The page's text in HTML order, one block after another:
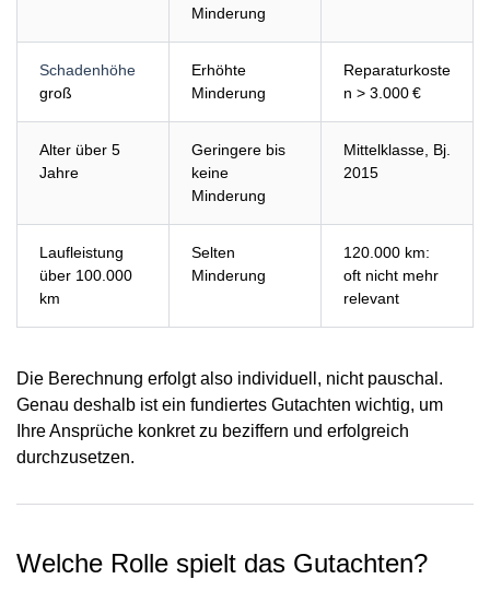
Minderung
Schadenhöhe
groß
Erhöhte
Minderung
Reparaturkoste
n > 3.000 €
Alter über 5
Jahre
Geringere bis
keine
Minderung
Mittelklasse, Bj.
2015
Laufleistung
über 100.000
km
Selten
Minderung
120.000 km:
oft nicht mehr
relevant
Die Berechnung erfolgt also individuell , nicht pauschal.
Genau deshalb ist ein fundiertes Gutachten wichtig, um
Ihre Ansprüche konkret zu beziffern und erfolgreich
durchzusetzen.
Welche Rolle spielt das Gutachten?